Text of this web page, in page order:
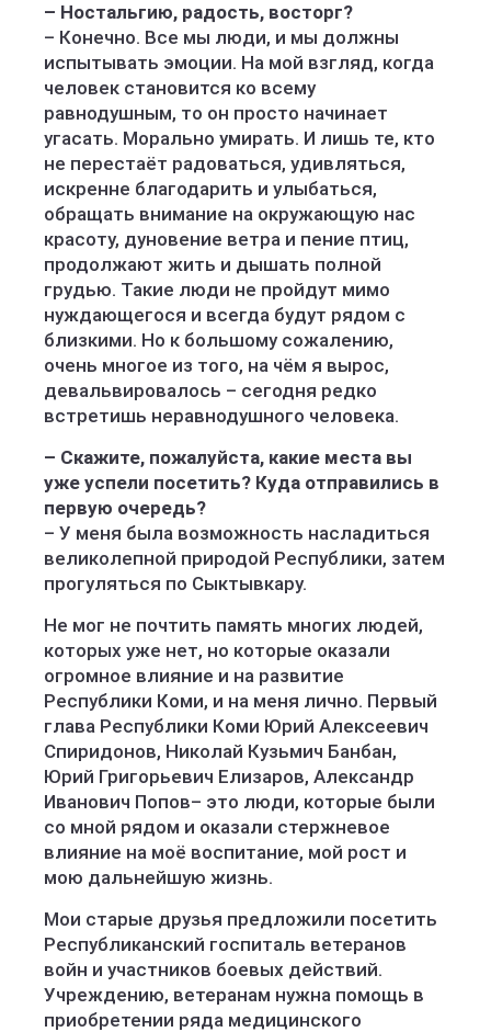
– Ностальгию, радость, восторг?
– Конечно. Все мы люди, и мы должны
испытывать эмоции. На мой взгляд, когда
человек становится ко всему
равнодушным, то он просто начинает
угасать. Морально умирать. И лишь те, кто
не перестаёт радоваться, удивляться,
искренне благодарить и улыбаться,
обращать внимание на окружающую нас
красоту, дуновение ветра и пение птиц,
продолжают жить и дышать полной
грудью. Такие люди не пройдут мимо
нуждающегося и всегда будут рядом с
близкими. Но к большому сожалению,
очень многое из того, на чём я вырос,
девальвировалось – сегодня редко
встретишь неравнодушного человека.
– Скажите, пожалуйста, какие мес­та вы
уже успели посетить? Куда отправились в
первую очередь?
– У меня была возможность насладиться
великолепной природой Республики, затем
прогуляться по Сыктывкару.
Не мог не почтить память многих людей,
которых уже нет, но которые оказали
огромное влияние и на развитие
Республики Коми, и на меня лично. Первый
глава Республики Коми Юрий Алексеевич
Спиридонов, Николай Кузьмич Банбан,
Юрий Григорьевич Елизаров, Александр
Иванович Попов– это люди, которые были
со мной рядом и оказали стержневое
влияние на моё воспитание, мой рост и
мою дальнейшую жизнь.
Мои старые друзья предложили посетить
Республиканский госпиталь ветеранов
войн и участников боевых действий.
Учреждению, ветеранам нужна помощь в
приобретении ряда медицинского